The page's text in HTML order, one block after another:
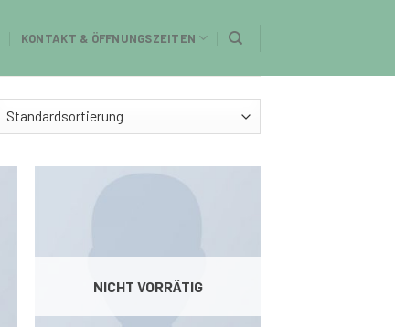
KONTAKT & ÖFFNUNGSZEITEN
NICHT VORRÄTIG